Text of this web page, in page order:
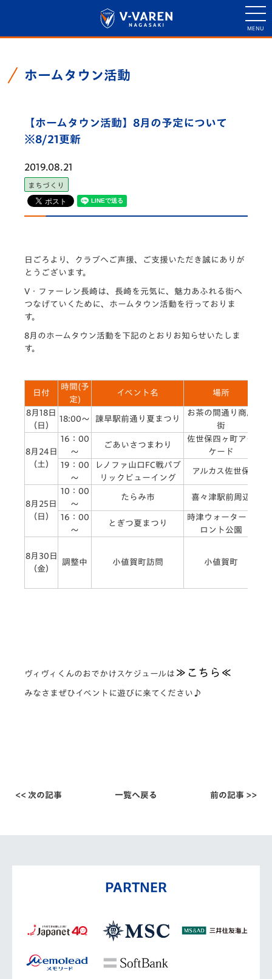
ホームタウン活動
【ホームタウン活動】8月の予定について
※8/21更新
2019.08.21
まちづくり
日ごろより、クラブへご声援、ご支援いただき誠にありが
とうございます。
V・ファーレン長崎は、長崎を元気に、魅力あふれる街へ
つなげていくために、ホームタウン活動を行っておりま
す。
8月のホームタウン活動を下記のとおりお知らせいたしま
す。
日付
時間(予
定)
イベント名 場所
8月18日
（日）
18:00～ 諫早駅前通り夏まつり
お茶の間通り商店
街
8月24日
（土）
16：00
～
ごあいさつまわり
佐世保四ヶ町アー
ケード
19：00
～
レノファ山口FC戦パブ
リックビューイング
アルカス佐世保
8月25日
（日）
10：00
～
たらみ市 喜々津駅前周辺
16：00
～
とぎつ夏まつり
時津ウォーターフ
ロント公園
8月30日
（金）
調整中 小値賀町訪問 小値賀町
ヴィヴィくんのおでかけスケジュールは ≫こちら≪
みなさまぜひイベントに遊びに来てください♪
<< 次の記事 一覧へ戻る 前の記事 >>
PARTNER